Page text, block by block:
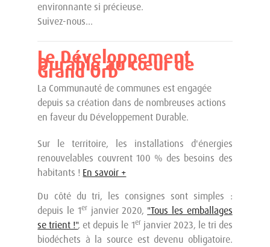
environnante si précieuse.
Suivez-nous…
Le Développement
Durable au cœur de
Grand Orb
La Communauté de communes est engagée
depuis sa création dans de nombreuses actions
en faveur du Développement Durable.
Sur le territoire, les installations d'énergies
renouvelables couvrent 100 % des besoins des
habitants ! En savoir +
Du côté du tri, les consignes sont simples :
depuis le 1erjanvier 2020, "Tous les emballages
se trient !", et depuis le 1erjanvier 2023, le tri des
biodéchets à la source est devenu obligatoire.